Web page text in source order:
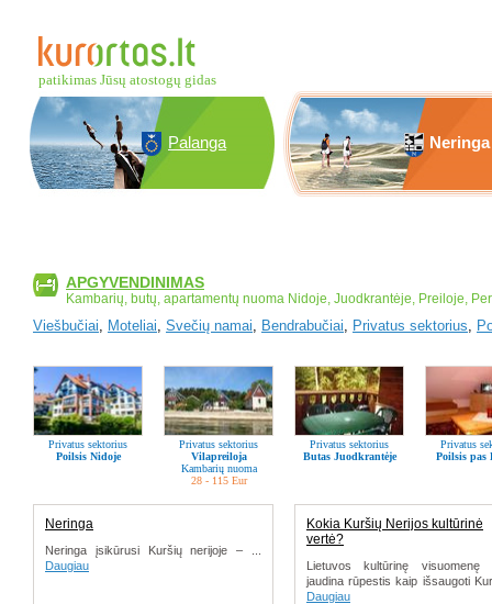
patikimas Jūsų atostogų gidas
Palanga Neringa
APGYVENDINIMAS
Kambarių, butų, apartamentų nuoma Nidoje, Juodkrantėje, Preiloje,
Viešbučiai, Moteliai, Svečių namai, Bendrabučiai, Privatus sektorius,
Privatus sektorius
Poilsis Nidoje
Privatus sektorius
Vilapreiloja
Kambarių nuoma
28 - 115 Eur
Privatus sektorius
Butas Juodkrantėje
Privatus
Poilsis pas
Neringa
Neringa įsikūrusi Kuršių nerijoje – ...
Daugiau
Kokia Kuršių Nerijos kultūrinė
vertė?
Lietuvos kultūrinę visuomenę
jaudina rūpestis kaip išsaugoti
Daugiau